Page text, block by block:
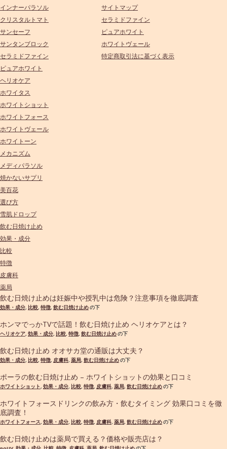
インナーパラソル
クリスタルトマト
サンセーフ
サンタンブロック
セラミドファイン
ピュアホワイト
ヘリオケア
ホワイタス
ホワイトショット
ホワイトフォース
ホワイトヴェール
ホワイトーン
メカニズム
メディパラソル
焼かないサプリ
美百花
選び方
雪肌ドロップ
飲む日焼け止め
効果・成分
比較
特徴
皮膚科
薬局
サイトマップ
セラミドファイン
ピュアホワイト
ホワイトヴェール
特定商取引法に基づく表示
飲む日焼け止めは妊娠中や授乳中は危険？注意事項を徹底調査
効果・成分, 比較, 特徴, 飲む日焼け止めの下
ホンマでっかTVで話題！飲む日焼け止め ヘリオケアとは？
ヘリオケア, 効果・成分, 比較, 特徴, 飲む日焼け止めの下
飲む日焼け止め オオサカ堂の通販は大丈夫？
効果・成分, 比較, 特徴, 皮膚科, 薬局, 飲む日焼け止めの下
ポーラの飲む日焼け止め – ホワイトショットの効果と口コミ
ホワイトショット, 効果・成分, 比較, 特徴, 皮膚科, 薬局, 飲む日焼け止めの下
ホワイトフォースドリンクの飲み方・飲むタイミング 効果口コミを徹
底調査！
ホワイトフォース, 効果・成分, 比較, 特徴, 皮膚科, 薬局, 飲む日焼け止めの下
飲む日焼け止めは薬局で買える？価格や販売店は？